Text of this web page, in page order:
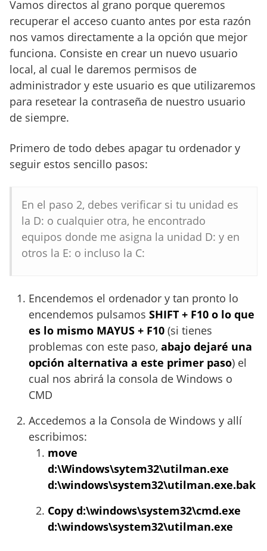
Vamos directos al grano porque queremos
recuperar el acceso cuanto antes por esta razón
nos vamos directamente a la opción que mejor
funciona. Consiste en crear un nuevo usuario
local, al cual le daremos permisos de
administrador y este usuario es que utilizaremos
para resetear la contraseña de nuestro usuario
de siempre.
Primero de todo debes apagar tu ordenador y
seguir estos sencillo pasos:
En el paso 2, debes verificar si tu unidad es
la D: o cualquier otra, he encontrado
equipos donde me asigna la unidad D: y en
otros la E: o incluso la C:
Encendemos el ordenador y tan pronto lo
encendemos pulsamos SHIFT + F10 o lo que
es lo mismo MAYUS + F10 (si tienes
problemas con este paso, abajo dejaré una
opción alternativa a este primer paso) el
cual nos abrirá la consola de Windows o
CMD
Accedemos a la Consola de Windows y allí
escribimos:
move
d:\Windows\sytem32\utilman.exe
d:\windows\system32\utilman.exe.bak
Copy d:\windows\system32\cmd.exe
d:\windows\system32\utilman.exe